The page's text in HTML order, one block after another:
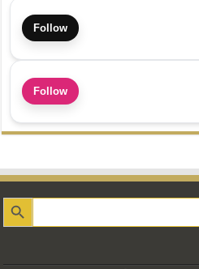
Follow
Follow